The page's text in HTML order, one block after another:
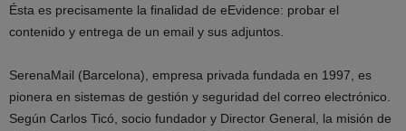
Ésta es precisamente la finalidad de eEvidence: probar el
contenido y entrega de un email y sus adjuntos.
SerenaMail (Barcelona), empresa privada fundada en 1997, es
pionera en sistemas de gestión y seguridad del correo electrónico.
Según Carlos Ticó, socio fundador y Director General, la misión de